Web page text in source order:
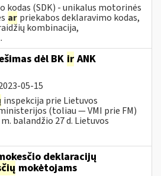
kodas (SDK) - unikalus motorinės
ar priekabos deklaravimo kodas,
kombinacija,
dėl BK ir ANK
05-15
inspekcija prie Lietuvos
(toliau — VMI prie FM)
balandžio 27 d. Lietuvos
deklaracijų
mokėtojams